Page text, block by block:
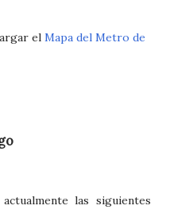
el Mapa del Metro de
las siguientes